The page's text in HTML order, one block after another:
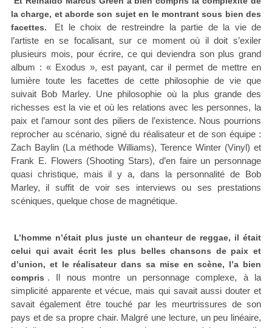
la charge, et aborde son sujet en le montrant sous bien des
facettes.
Et le choix de restreindre la partie de la vie de
l’artiste en se focalisant, sur ce moment où il doit s’exiler
plusieurs mois, pour écrire, ce qui deviendra son plus grand
album : « Exodus », est payant, car il permet de mettre en
lumière toute les facettes de cette philosophie de vie que
suivait Bob Marley. Une philosophie où la plus grande des
richesses est la vie et où les relations avec les personnes, la
paix et l’amour sont des piliers de l’existence. Nous pourrions
reprocher au scénario, signé du réalisateur et de son équipe :
Zach Baylin (La méthode Williams), Terence Winter (Vinyl) et
Frank E. Flowers (Shooting Stars), d’en faire un personnage
quasi christique, mais il y a, dans la personnalité de Bob
Marley, il suffit de voir ses interviews ou ses prestations
scéniques, quelque chose de magnétique.
L’homme n’était plus juste un chanteur de reggae, il était
celui qui avait écrit les plus belles chansons de paix et
d’union, et le réalisateur dans sa mise en scène, l’a bien
compris . Il nous montre un personnage complexe, à la
simplicité apparente et vécue, mais qui savait aussi douter et
savait également être touché par les meurtrissures de son
pays et de sa propre chair. Malgré une lecture, un peu linéaire,